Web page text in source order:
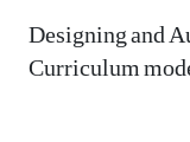
Designing and
Curriculum